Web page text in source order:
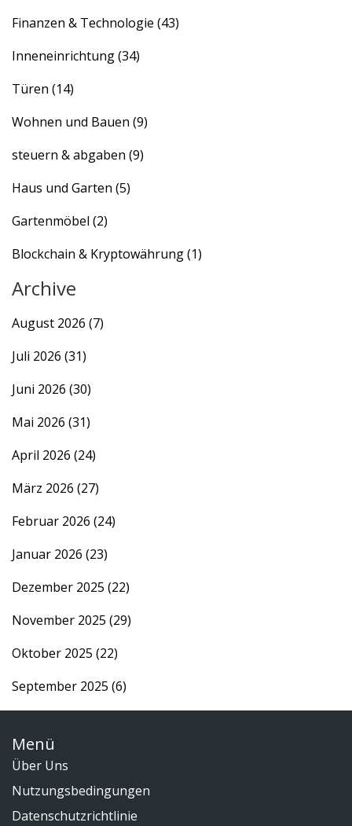
Finanzen & Technologie (43)
Inneneinrichtung(34)
Türen (14)
Wohnen und Bauen (9)
steuern & abgaben (9)
Haus und Garten (5)
Gartenmöbel (2)
Blockchain & Kryptowährung(1)
Archive
August 2026 (7)
Juli 2026 (31)
Juni 2026 (30)
Mai 2026 (31)
April 2026 (24)
März 2026 (27)
Februar 2026 (24)
Januar 2026 (23)
Dezember 2025 (22)
November 2025 (29)
Oktober 2025 (22)
September 2025 (6)
Menü
Über Uns
Nutzungsbedingungen
Datenschutzrichtlinie